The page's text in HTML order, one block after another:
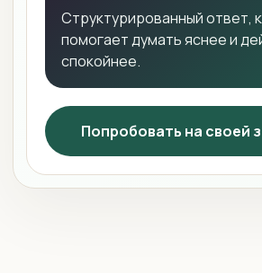
Структурированный ответ,
помогает думать яснее и
спокойнее.
Попробовать на своей